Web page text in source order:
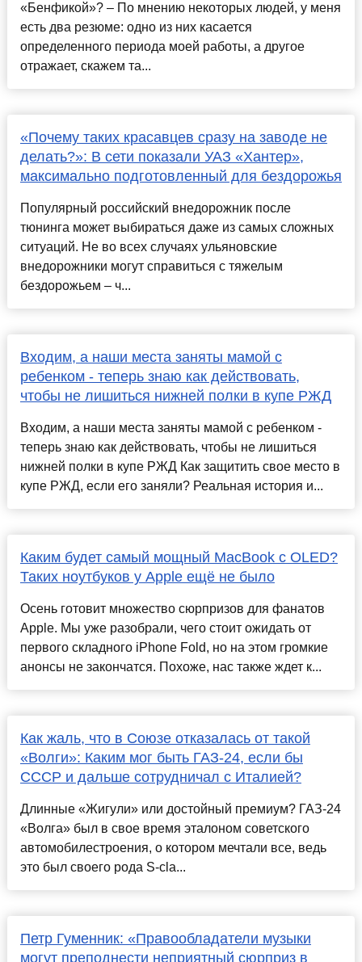
«Бенфикой»? – По мнению некоторых людей, у меня
есть два резюме: одно из них касается
определенного периода моей работы, а другое
отражает, скажем та...
«Почему таких красавцев сразу на заводе не
делать?»: В сети показали УАЗ «Хантер»,
максимально подготовленный для бездорожья
Популярный российский внедорожник после
тюнинга может выбираться даже из самых сложных
ситуаций. Не во всех случаях ульяновские
внедорожники могут справиться с тяжелым
бездорожьем – ч...
Входим, а наши места заняты мамой с
ребенком - теперь знаю как действовать,
чтобы не лишиться нижней полки в купе РЖД
Входим, а наши места заняты мамой с ребенком -
теперь знаю как действовать, чтобы не лишиться
нижней полки в купе РЖД Как защитить свое место в
купе РЖД, если его заняли? Реальная история и...
Каким будет самый мощный MacBook с OLED?
Таких ноутбуков у Apple ещё не было
Осень готовит множество сюрпризов для фанатов
Apple. Мы уже разобрали, чего стоит ожидать от
первого складного iPhone Fold, но на этом громкие
анонсы не закончатся. Похоже, нас также ждет к...
Как жаль, что в Союзе отказалась от такой
«Волги»: Каким мог быть ГАЗ-24, если бы
СССР и дальше сотрудничал с Италией?
Длинные «Жигули» или достойный премиум? ГАЗ-24
«Волга» был в свое время эталоном советского
автомобилестроения, о котором мечтали все, ведь
это был своего рода S-cla...
Петр Гуменник: «Правообладатели музыки
могут преподнести неприятный сюрприз в